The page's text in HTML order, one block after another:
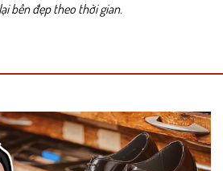
bền đẹp theo thời gian.